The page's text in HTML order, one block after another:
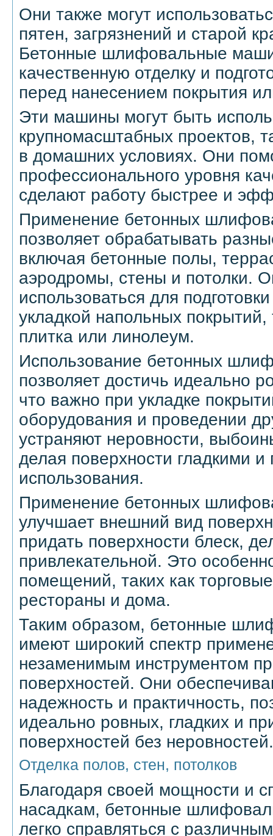
Они также могут
пятен, загрязнений и старой
Бетонные шлифовальные
качественную отделку и
перед нанесением покрытия
Эти машины могут быть
крупномасштабных проектов,
в домашних условиях. Они
профессионального уровня
сделают работу быстрее и
Применение бетонных
позволяет обрабатывать
включая бетонные полы,
аэродромы, стены и потолки.
использоваться для
укладкой напольных покрытий,
плитка или линолеум.
Использование бетонных
позволяет достичь идеально
что важно при укладке
оборудования и проведении
устраняют неровности,
делая поверхности гладкими
использования.
Применение бетонных
улучшает внешний вид
придать поверхности блеск,
привлекательной. Это
помещений, таких как
рестораны и дома.
Таким образом, бетонные
имеют широкий спектр
незаменимым инструментом
поверхностей. Они
надежность и практичность,
идеально ровных, гладких и
поверхностей без неровностей.
Отделка полов, стен, потолков
Благодаря своей мощности и
насадкам, бетонные
легко справляться с